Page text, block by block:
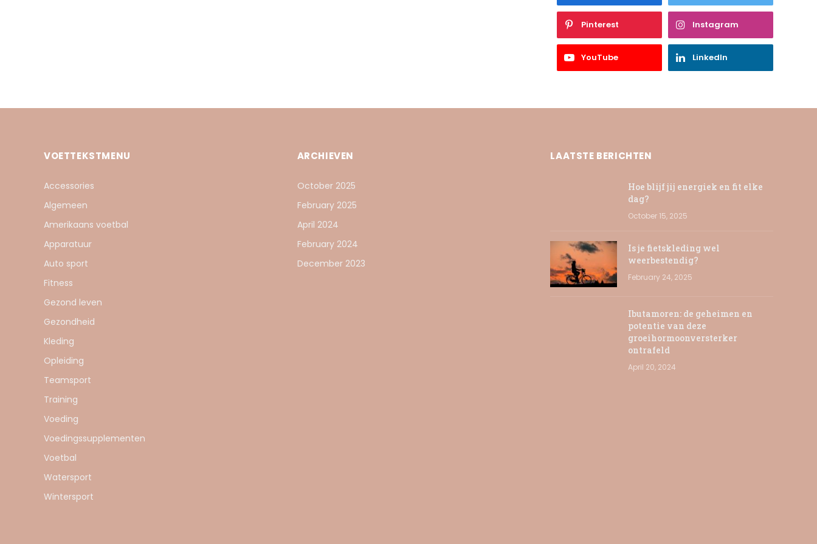
Pinterest Instagram
YouTube LinkedIn
VOETTEKSTMENU
Accessories
Algemeen
Amerikaans voetbal
Apparatuur
Auto sport
Fitness
Gezond leven
Gezondheid
Kleding
Opleiding
Teamsport
Training
Voeding
Voedingssupplementen
Voetbal
Watersport
Wintersport
ARCHIEVEN
October 2025
February 2025
April 2024
February 2024
December 2023
LAATSTE BERICHTEN
Hoe blijf jij energiek en fit elke
dag?
October 15, 2025
Is je fietskleding wel
weerbestendig?
February 24, 2025
Ibutamoren: de geheimen en
potentie van deze
groeihormoonversterker
ontrafeld
April 20, 2024